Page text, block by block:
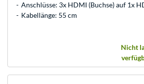
Anschlüsse: 3x HDMI (Buchse) auf 1x
Kabellänge: 55 cm
Nicht